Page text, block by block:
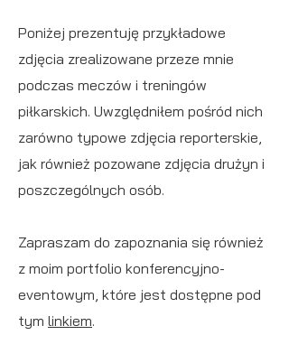
Poniżej prezentuję przykładowe
zdjęcia zrealizowane przeze mnie
podczas meczów i treningów
piłkarskich. Uwzględniłem pośród nich
zarówno typowe zdjęcia reporterskie,
jak również pozowane zdjęcia drużyn i
poszczególnych osób.
Zapraszam do zapoznania się również
z moim portfolio konferencyjno-
eventowym, które jest dostępne pod
tym linkiem.